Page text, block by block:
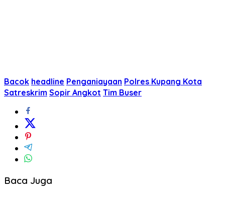
Bacok headline Penganiayaan Polres Kupang Kota
Satreskrim Sopir Angkot Tim Buser
Baca Juga